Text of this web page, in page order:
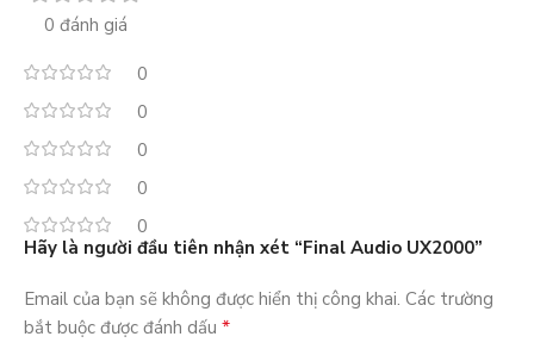
0 đánh giá
0
0
0
0
0
Hãy là người đầu tiên nhận xét “Final Audio UX2000”
Email của bạn sẽ không được hiển thị công khai. Các trường
bắt buộc được đánh dấu *